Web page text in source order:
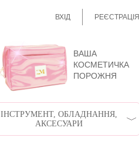
ВХІД РЕЄСТРАЦІЯ
ВАША
КОСМЕТИЧКА
ПОРОЖНЯ
ІНСТРУМЕНТ, ОБЛАДНАННЯ,
АКСЕСУАРИ